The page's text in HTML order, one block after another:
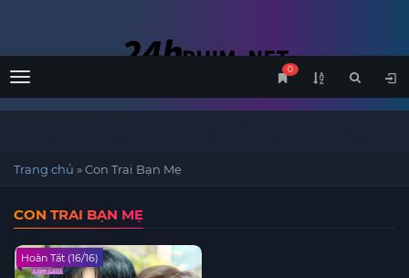
Menu
0
Trang chủ »Con Trai Bạn Mẹ
CON TRAI BẠN MẸ
Hoàn Tất (16/16)